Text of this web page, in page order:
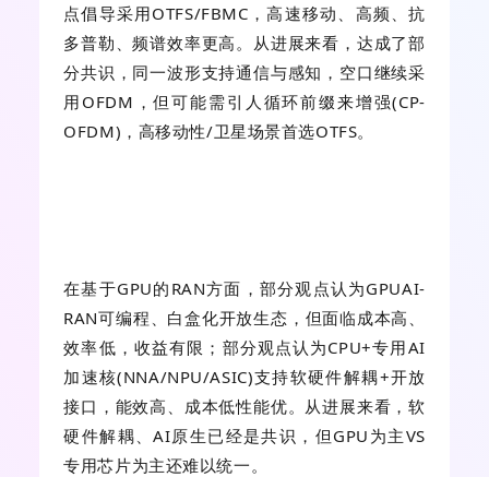
点倡导采用OTFS/FBMC，高速移动、高频、抗
多普勒、频谱效率更高。从进展来看，达成了部
分共识，同一波形支持通信与感知，空口继续采
用OFDM，但可能需引人循环前缀来增强(CP-
OFDM)，高移动性/卫星场景首选OTFS。
在基于GPU的RAN方面，部分观点认为GPUAI-
RAN可编程、白盒化开放生态，但面临成本高、
效率低，收益有限；部分观点认为CPU+专用AI
加速核(NNA/NPU/ASIC)支持软硬件解耦+开放
接口，能效高、成本低性能优。从进展来看，软
硬件解耦、AI原生已经是共识，但GPU为主VS
专用芯片为主还难以统一。